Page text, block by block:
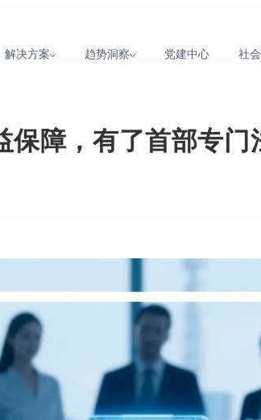
解决方案 趋势洞察 党建中心 社
保障，有了首部专门